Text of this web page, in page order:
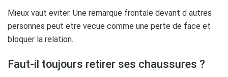
Mieux vaut eviter. Une remarque frontale devant d autres
personnes peut etre vecue comme une perte de face et
bloquer la relation.
Faut-il toujours retirer ses chaussures ?